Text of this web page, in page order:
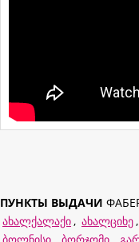
ПУНКТЫ ВЫДАЧИ
ახალქალაქი , ახალციხე ,
ბოლნისი
ბორჯომი